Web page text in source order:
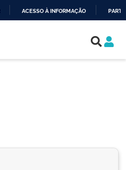
ACESSO À INFORMAÇÃO